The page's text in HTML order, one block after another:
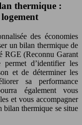
thermique :
des économies
un bilan thermique de
RGE (Reconnu Garant
d’identifier les
et de déterminer les
sa performance
également vous
et vous accompagner
bilan thermique se situe